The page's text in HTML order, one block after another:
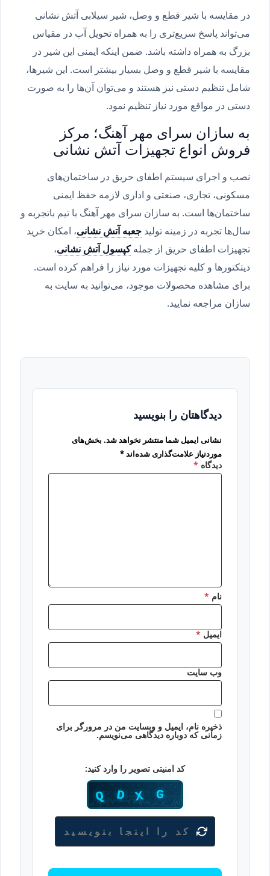
در مقایسه با شیر قطع و وصل، شیر سیلابی آتش نشانی
می‌تواند پاسخ سریع‌تری را به همراه تحویل آب در مقیاس
بزرگ به همراه داشته باشد. ضمن اینکه ایمنی این شیر در
مقایسه با شیر قطع و وصل بسیار بیشتر است. این شیرها،
شامل تنظیم دستی نیز هستند و می‌توان آن‌ها را به صورت
دستی در مواقع مورد نیاز تنظیم نمود.
به سازان سرای مهر آهنگ؛ مرکز
فروش انواع تجهیزات آتش نشانی
نصب و اجرای سیستم اطفای حریق در ساختمان‌های
مسکونی، تجاری، صنعتی و اداری لازمه حفظ ایمنی
ساختمان‌ها است. به سازان سرای مهر آهنگ با تیم باتجربه و
سال‌ها تجربه در زمینه تولید جعبه آتش نشانی، امکان خرید
تجهیزات اطفای حریق از جملهکپسول آتش نشانی،
دیتکتورها و کلیه تجهیزات مورد نیاز را فراهم کرده است.
برای مشاهده محصولات موجود، می‌توانید به سایت به
سازان مراجعه نمایید.
دیدگاهتان را بنویسید
نشانی ایمیل شما منتشر نخواهد شد. بخش‌های
موردنیاز علامت‌گذاری شده‌اند*
دیدگاه *
نام *
ایمیل*
وب‌ سایت
ذخیره نام، ایمیل و وبسایت من در مرورگر برای
زمانی که دوباره دیدگاهی می‌نویسم.
کد امنیتی تصویر را وارد کنید: